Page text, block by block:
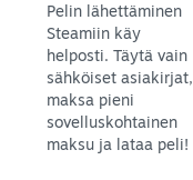
Pelin lähettäminen
Steamiin käy
helposti. Täytä vain
sähköiset asiakirjat,
maksa pieni
sovelluskohtainen
maksu ja lataa peli!